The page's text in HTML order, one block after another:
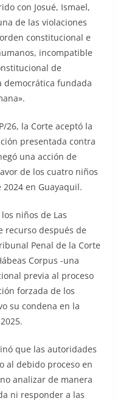
con Josué, Ismael,
de las violaciones
constitucional e
incompatible
de
democrática fundada
26, la Corte aceptó la
presentada contra
una acción de
de los cuatro niños
en Guayaquil.
niños de Las
recurso después de
Penal de la Corte
Corpus -una
previa al proceso
forzada de los
su condena en la
que las autoridades
al debido proceso en
analizar de manera
ni responder a las